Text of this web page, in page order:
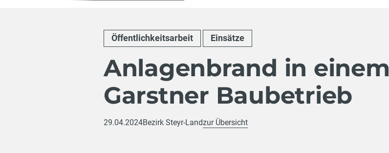
Öffentlichkeitsarbeit Einsätze
Anlagenbrand in einem
Garstner Baubetrieb
29.04.2024Bezirk Steyr-Landzur Übersicht